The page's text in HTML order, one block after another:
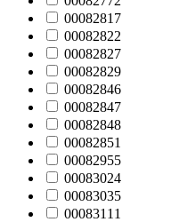
00082817
00082822
00082827
00082829
00082846
00082847
00082848
00082851
00082955
00083024
00083035
00083111